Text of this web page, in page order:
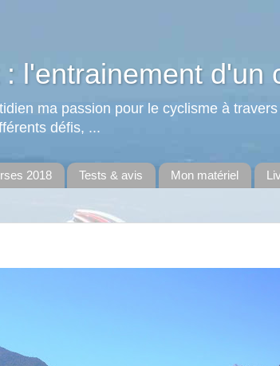
l'entrainement d'un
ma passion pour le cyclisme à
défis, ...
2018 Tests & avis Mon matériel